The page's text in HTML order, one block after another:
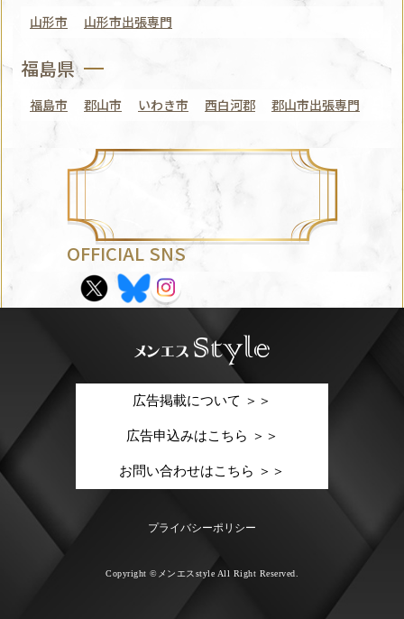
山形市 山形市出張専門
福島県
福島市 郡山市 いわき市 西白河郡 郡山市出張専門
OFFICIAL SNS
広告掲載について ＞＞
広告申込みはこちら ＞＞
お問い合わせはこちら ＞＞
プライバシーポリシー
Copyright ©メンエスstyle All Right Reserved.